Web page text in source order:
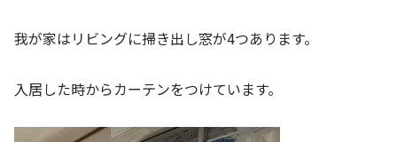
我が家はリビングに掃き出し窓が4つあります。
入居した時からカーテンをつけています。